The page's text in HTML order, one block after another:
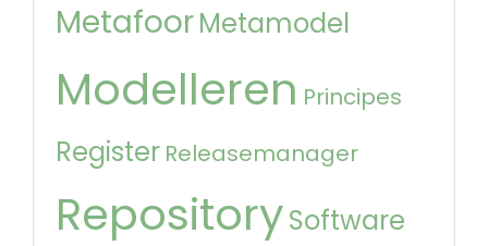
MetafoorMetamodel
Modelleren Principes
Register Releasemanager
RepositorySoftware